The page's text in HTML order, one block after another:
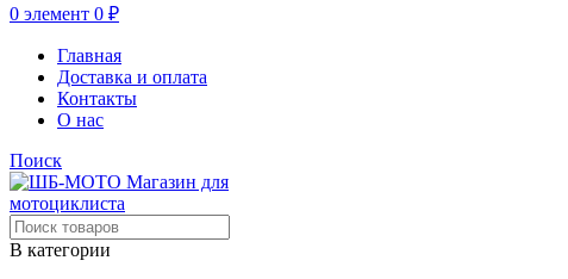
0 элемент 0 ₽
Главная
Доставка и оплата
Контакты
О нас
Поиск
В категории